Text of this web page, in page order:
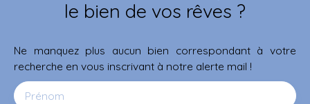
le bien de vos rêves ?
Ne manquez plus aucun bien correspondant à votre
recherche en vous inscrivant à notre alerte mail !
Prénom